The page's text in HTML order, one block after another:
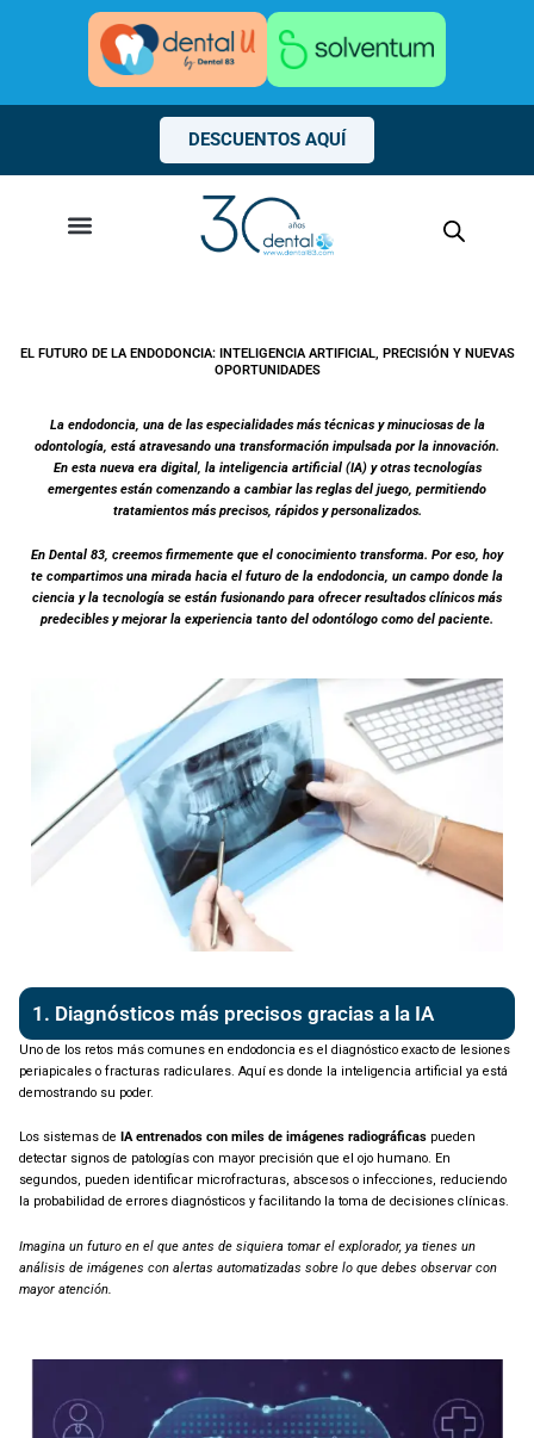
DESCUENTOS AQUÍ
EL FUTURO DE LA ENDODONCIA: INTELIGENCIA ARTIFICIAL, PRECISIÓN Y NUEVAS
OPORTUNIDADES
La endodoncia, una de las especialidades más técnicas y minuciosas de la
odontología, está atravesando una transformación impulsada por la innovación.
En esta nueva era digital, la inteligencia artificial (IA) y otras tecnologías
emergentes están comenzando a cambiar las reglas del juego, permitiendo
tratamientos más precisos, rápidos y personalizados.
En Dental 83, creemos firmemente que el conocimiento transforma. Por eso, hoy
te compartimos una mirada hacia el futuro de la endodoncia, un campo donde la
ciencia y la tecnología se están fusionando para ofrecer resultados clínicos más
predecibles y mejorar la experiencia tanto del odontólogo como del paciente.
1. Diagnósticos más precisos gracias a la IA
Uno de los retos más comunes en endodoncia es el diagnóstico exacto de lesiones
periapicales o fracturas radiculares. Aquí es donde la inteligencia artificial ya está
demostrando su poder.
Los sistemas de IA entrenados con miles de imágenes radiográficaspueden
detectar signos de patologías con mayor precisión que el ojo humano. En
segundos, pueden identificar microfracturas, abscesos o infecciones, reduciendo
la probabilidad de errores diagnósticos y facilitando la toma de decisiones clínicas.
Imagina un futuro en el que antes de siquiera tomar el explorador, ya tienes un
análisis de imágenes con alertas automatizadas sobre lo que debes observar con
mayor atención.